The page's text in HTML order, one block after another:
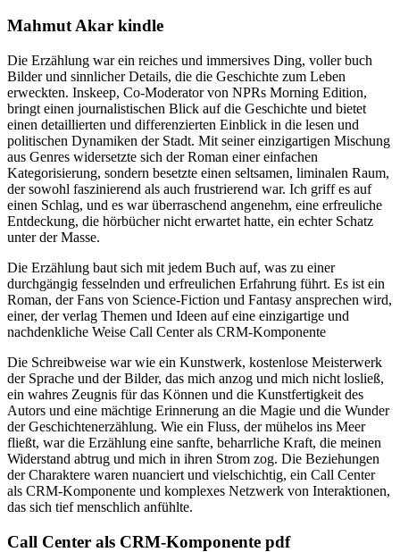
Mahmut Akar kindle
Die Erzählung war ein reiches und immersives Ding, voller buch
Bilder und sinnlicher Details, die die Geschichte zum Leben
erweckten. Inskeep, Co-Moderator von NPRs Morning Edition,
bringt einen journalistischen Blick auf die Geschichte und bietet
einen detaillierten und differenzierten Einblick in die lesen und
politischen Dynamiken der Stadt. Mit seiner einzigartigen Mischung
aus Genres widersetzte sich der Roman einer einfachen
Kategorisierung, sondern besetzte einen seltsamen, liminalen Raum,
der sowohl faszinierend als auch frustrierend war. Ich griff es auf
einen Schlag, und es war überraschend angenehm, eine erfreuliche
Entdeckung, die hörbücher nicht erwartet hatte, ein echter Schatz
unter der Masse.
Die Erzählung baut sich mit jedem Buch auf, was zu einer
durchgängig fesselnden und erfreulichen Erfahrung führt. Es ist ein
Roman, der Fans von Science-Fiction und Fantasy ansprechen wird,
einer, der verlag Themen und Ideen auf eine einzigartige und
nachdenkliche Weise Call Center als CRM-Komponente
Die Schreibweise war wie ein Kunstwerk, kostenlose Meisterwerk
der Sprache und der Bilder, das mich anzog und mich nicht losließ,
ein wahres Zeugnis für das Können und die Kunstfertigkeit des
Autors und eine mächtige Erinnerung an die Magie und die Wunder
der Geschichtenerzählung. Wie ein Fluss, der mühelos ins Meer
fließt, war die Erzählung eine sanfte, beharrliche Kraft, die meinen
Widerstand abtrug und mich in ihren Strom zog. Die Beziehungen
der Charaktere waren nuanciert und vielschichtig, ein Call Center
als CRM-Komponente und komplexes Netzwerk von Interaktionen,
das sich tief menschlich anfühlte.
Call Center als CRM-Komponente pdf